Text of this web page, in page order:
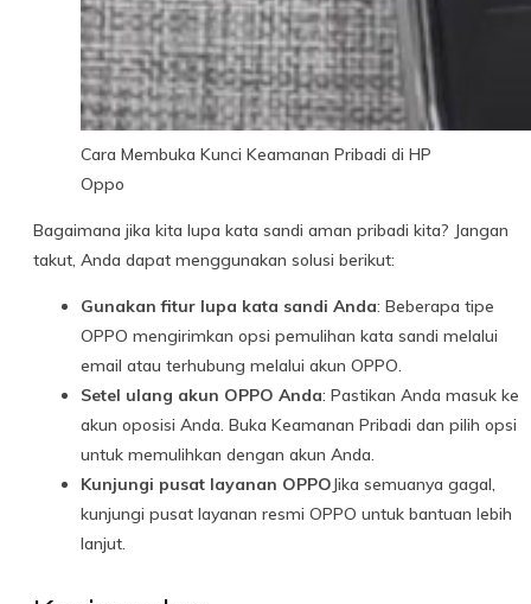
Cara Membuka Kunci Keamanan Pribadi di HP
Oppo
Bagaimana jika kita lupa kata sandi aman pribadi kita? Jangan
takut, Anda dapat menggunakan solusi berikut:
Gunakan fitur lupa kata sandi Anda: Beberapa tipe
OPPO mengirimkan opsi pemulihan kata sandi melalui
email atau terhubung melalui akun OPPO.
Setel ulang akun OPPO Anda: Pastikan Anda masuk ke
akun oposisi Anda. Buka Keamanan Pribadi dan pilih opsi
untuk memulihkan dengan akun Anda.
Kunjungi pusat layanan OPPOJika semuanya gagal,
kunjungi pusat layanan resmi OPPO untuk bantuan lebih
lanjut.